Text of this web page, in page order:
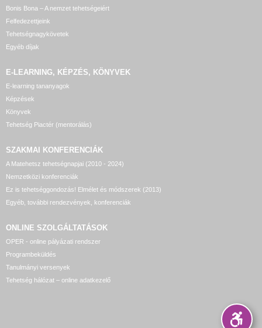
Bonis Bona – A nemzet tehetségeiért
Felfedezettjeink
Tehetségnagykövetek
Egyéb díjak
E-LEARNING, KÉPZÉS, KÖNYVEK
E-learning tananyagok
Képzések
Könyvek
Tehetség Piactér (mentorálás)
SZAKMAI KONFERENCIÁK
A Matehetsz tehetségnapjai (2010 - 2024)
Nemzetközi konferenciák
Ez is tehetséggondozás! Elmélet és módszerek (2013)
Egyéb, további rendezvények, konferenciák
ONLINE SZOLGÁLTATÁSOK
OPER - online pályázati rendszer
Programbeküldés
Tanulmányi versenyek
Tehetség hálózat – online adatkezelő